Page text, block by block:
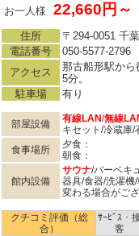
お一人様
22,660円～
住所
〒294-0051 千
電話番号
050-5577-2796
アクセス
那古船形駅か
5分。
駐車場
有り
部屋設備 有線LAN/無線
キセット/冷蔵庫/
食事場所
夕食：
朝食：
館内設備
サウナ/バーベキ
器具/食器/洗濯
変わる場合がご
クチコミ評価（総
合）
ｻｰﾋﾞｽ・
客